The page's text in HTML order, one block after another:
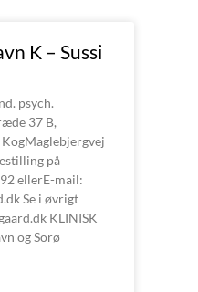
K – Sussi
psych.
37 B,
på
ellerE-mail:
Se i øvrigt
KLINISK
og Sorø